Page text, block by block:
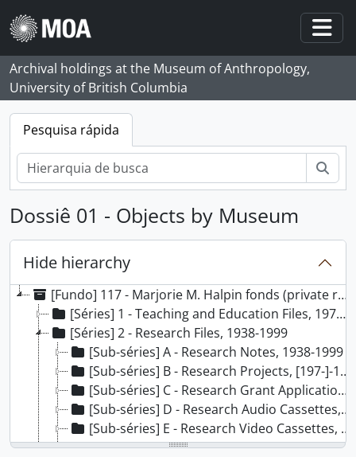
Skip to main content
Archival holdings at the Museum of Anthropology,
University of British Columbia
Pesquisa rápida
Dossiê 01 - Objects by Museum
Hide hierarchy
[Fundo] 117 - Marjorie M. Halpin fonds (private records), 1924 - 2000, predominant 1966 - 2000
[Séries] 1 - Teaching and Education Files, 1971-2000
[Séries] 2 - Research Files, 1938-1999
[Sub-séries] A - Research Notes, 1938-1999
[Sub-séries] B - Research Projects, [197-]-1994
[Sub-séries] C - Research Grant Applications, 1973-1990
[Sub-séries] D - Research Audio Cassettes, 1976-1999
[Sub-séries] E - Research Video Cassettes, [19--]
[Sub-séries] F - Research Card Catalogues, [19--]